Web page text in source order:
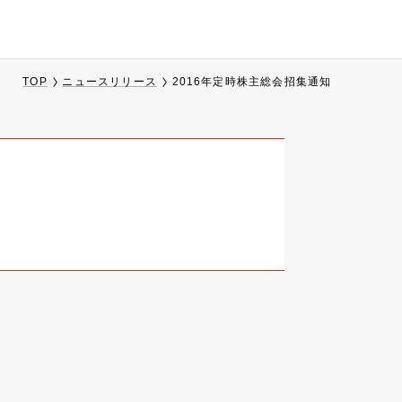
TOP ニュースリリース 2016年定時株主総会招集通知